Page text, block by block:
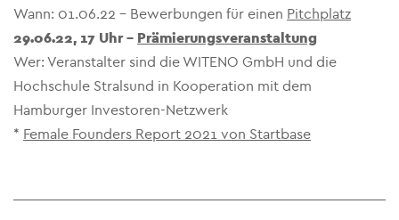
Wann: 01.06.22 – Bewerbungen für einen Pitchplatz
29.06.22, 17 Uhr – Prämierungsveranstaltung
Wer: Veranstalter sind die WITENO GmbH und die
Hochschule Stralsund in Kooperation mit dem
Hamburger Investoren-Netzwerk
* Female Founders Report 2021 von Startbase